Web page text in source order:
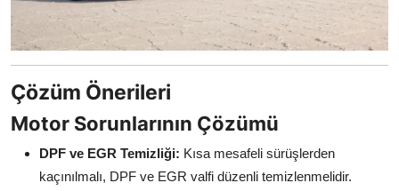
Çözüm Önerileri
Motor Sorunlarının Çözümü
DPF ve EGR Temizliği: Kısa mesafeli sürüşlerden
kaçınılmalı, DPF ve EGR valfi düzenli temizlenmelidir.